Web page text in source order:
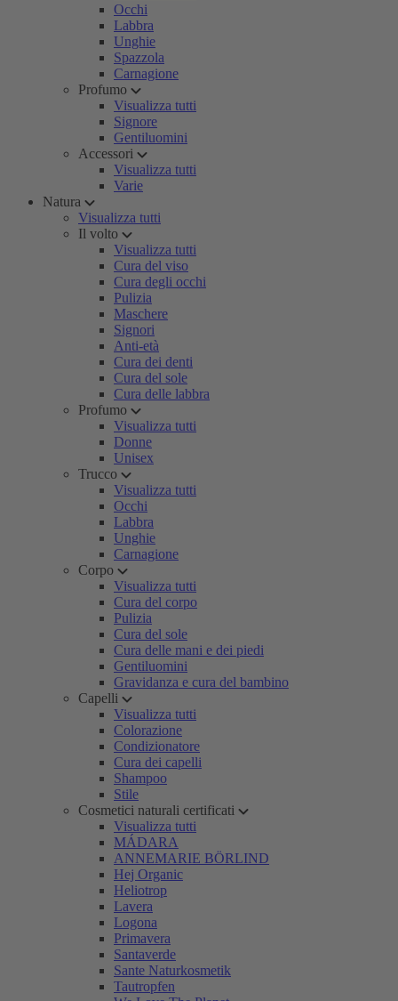
Occhi
Labbra
Unghie
Spazzola
Carnagione
Profumo
Visualizza tutti
Signore
Gentiluomini
Accessori
Visualizza tutti
Varie
Natura
Visualizza tutti
Il volto
Visualizza tutti
Cura del viso
Cura degli occhi
Pulizia
Maschere
Signori
Anti-età
Cura dei denti
Cura del sole
Cura delle labbra
Profumo
Visualizza tutti
Donne
Unisex
Trucco
Visualizza tutti
Occhi
Labbra
Unghie
Carnagione
Corpo
Visualizza tutti
Cura del corpo
Pulizia
Cura del sole
Cura delle mani e dei piedi
Gentiluomini
Gravidanza e cura del bambino
Capelli
Visualizza tutti
Colorazione
Condizionatore
Cura dei capelli
Shampoo
Stile
Cosmetici naturali certificati
Visualizza tutti
MÁDARA
ANNEMARIE BÖRLIND
Hej Organic
Heliotrop
Lavera
Logona
Primavera
Santaverde
Sante Naturkosmetik
Tautropfen